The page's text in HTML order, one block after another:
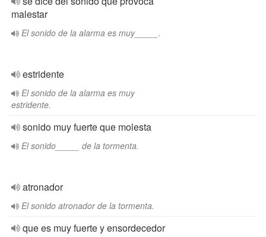
malestar
El sonido de la alarma es muy_____.
estridente
El sonido de la alarma es muy
estridente.
sonido muy fuerte que molesta
El sonido_____ de la tormenta.
atronador
El sonido atronador de la tormenta.
que es muy fuerte y ensordecedor